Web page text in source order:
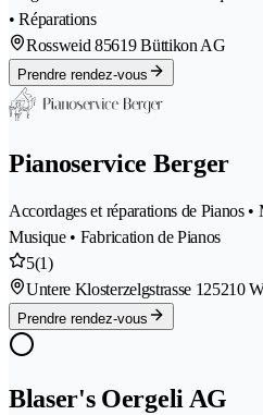
• Réparations
Rossweid 85619 Büttikon AG
Prendre rendez-vous
Pianoservice Berger
Accordages et réparations de Pianos
Musique • Fabrication de Pianos
5(1)
Untere Klosterzelgstrasse 125210
Prendre rendez-vous
Blaser's Oergeli AG